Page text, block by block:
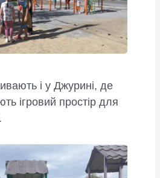
і у Джурині, де
ігровий простір для